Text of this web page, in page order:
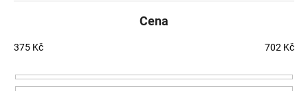
Cena
375 Kč 702 Kč